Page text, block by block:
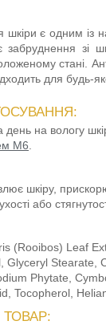
є одним із
забруднення
стані.
для будь-
день на вологу
М6
шкіру,
або
(Rooibos) Leaf
Glyceryl Stearate,
Phytate,
Tocopherol,
ТОВАР: